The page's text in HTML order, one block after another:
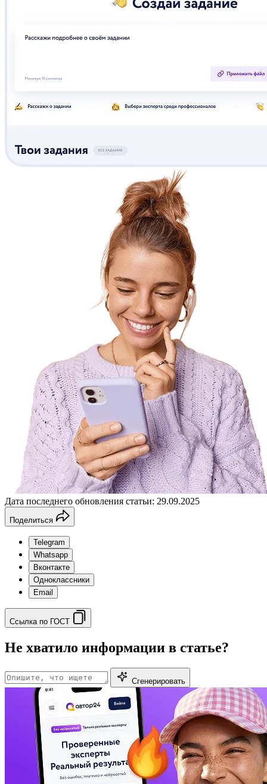
Дата последнего обновления статьи: 29.09.2025
Поделиться
Telegram
Whatsapp
Вконтакте
Одноклассники
Email
Ссылка по ГОСТ
Не хватило информации в статье?
Сгенерировать